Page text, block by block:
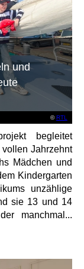
©RTL
und
begleitet
Jahrzehnt
Mädchen und
Kindergarten
unzählige
sie 13 und 14
manchmal...